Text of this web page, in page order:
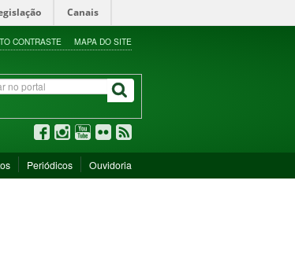
Canais
CONTRASTE MAPA DO SITE
Periódicos Ouvidoria